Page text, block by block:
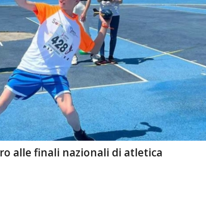
alle finali nazionali di atletica